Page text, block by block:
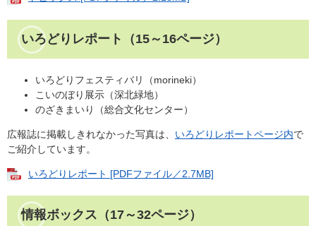
いろどりレポート（15～16ページ）
いろどりフェスティバリ（morineki）
こいのぼり展示（深北緑地）
のざきまいり（総合文化センター）
広報誌に掲載しきれなかった写真は、 いろどりレポートページ内で
ご紹介しています。
いろどりレポート [PDFファイル／2.7MB]
情報ボックス（17～32ページ）